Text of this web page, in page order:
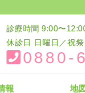
診療時間 9:00〜
休診日 日曜日／祝
0880-
報 地
採用情報